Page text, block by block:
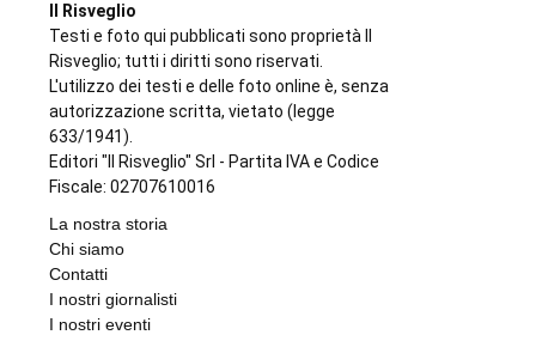
Il Risveglio
Testi e foto qui pubblicati sono proprietà Il
Risveglio; tutti i diritti sono riservati.
L'utilizzo dei testi e delle foto online è, senza
autorizzazione scritta, vietato (legge
633/1941).
Editori "Il Risveglio" Srl - Partita IVA e Codice
Fiscale: 02707610016
La nostra storia
Chi siamo
Contatti
I nostri giornalisti
I nostri eventi